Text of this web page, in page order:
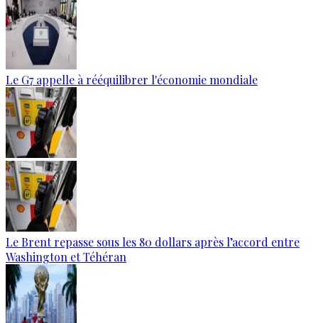
Le G7 appelle à rééquilibrer l'économie mondiale
Le Brent repasse sous les 80 dollars après l’accord entre
Washington et Téhéran